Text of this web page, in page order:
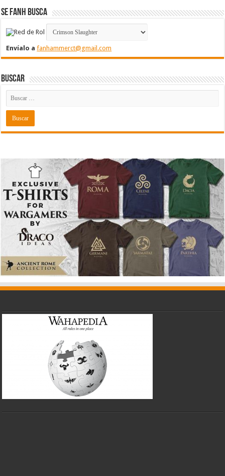
Se FanH Busca
Envíalo afanhammerct@gmail.com
Buscar